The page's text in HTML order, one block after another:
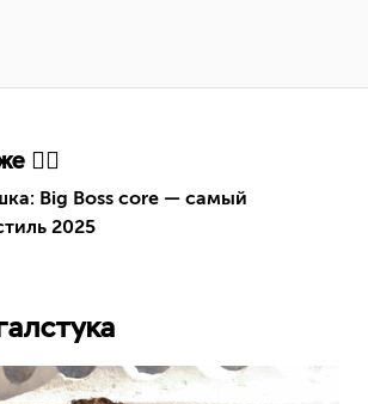
👇🏻
Big Boss core — самый
2025